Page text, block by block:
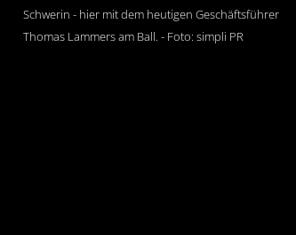
Schwerin - hier mit dem heutigen Geschäftsführer
Thomas Lammers am Ball. - Foto: simpli PR